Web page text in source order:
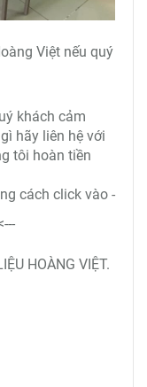
Việt nếu quý
khách cảm
hãy liên hệ với
tôi hoàn tiền
cách click vào -
HOÀNG VIỆT.